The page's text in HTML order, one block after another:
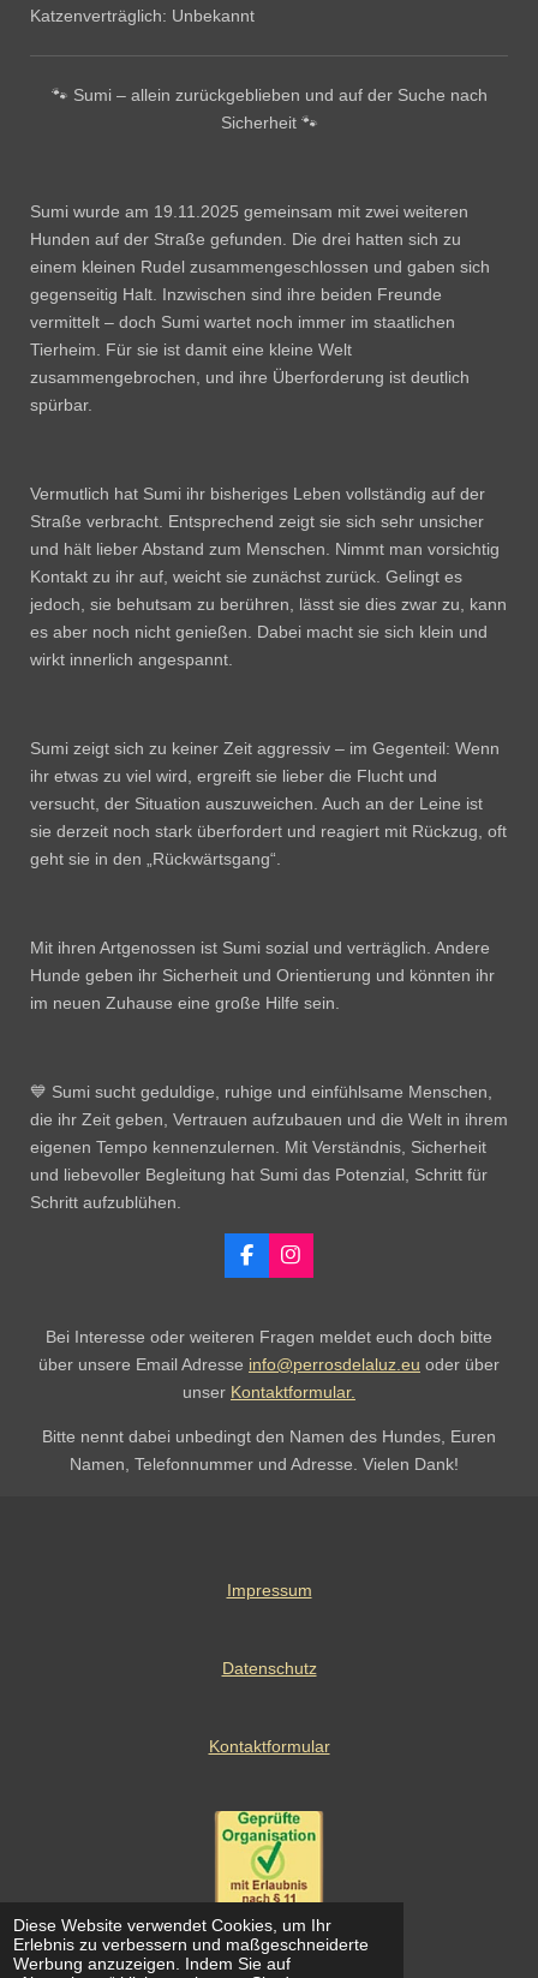
Diese Website verwendet Cookies, um Ihr
Erlebnis zu verbessern und maßgeschneiderte
Werbung anzuzeigen. Indem Sie auf
Katzenverträglich: Unbekannt
🐾 Sumi – allein zurückgeblieben und auf der Suche nach
Sicherheit 🐾
Sumi wurde am 19.11.2025 gemeinsam mit zwei weiteren
Hunden auf der Straße gefunden. Die drei hatten sich zu
einem kleinen Rudel zusammengeschlossen und gaben sich
gegenseitig Halt. Inzwischen sind ihre beiden Freunde
vermittelt – doch Sumi wartet noch immer im staatlichen
Tierheim. Für sie ist damit eine kleine Welt
zusammengebrochen, und ihre Überforderung ist deutlich
spürbar.
Vermutlich hat Sumi ihr bisheriges Leben vollständig auf der
Straße verbracht. Entsprechend zeigt sie sich sehr unsicher
und hält lieber Abstand zum Menschen. Nimmt man vorsichtig
Kontakt zu ihr auf, weicht sie zunächst zurück. Gelingt es
jedoch, sie behutsam zu berühren, lässt sie dies zwar zu, kann
es aber noch nicht genießen. Dabei macht sie sich klein und
wirkt innerlich angespannt.
Sumi zeigt sich zu keiner Zeit aggressiv – im Gegenteil: Wenn
ihr etwas zu viel wird, ergreift sie lieber die Flucht und
versucht, der Situation auszuweichen. Auch an der Leine ist
sie derzeit noch stark überfordert und reagiert mit Rückzug, oft
geht sie in den „Rückwärtsgang“.
Mit ihren Artgenossen ist Sumi sozial und verträglich. Andere
Hunde geben ihr Sicherheit und Orientierung und könnten ihr
im neuen Zuhause eine große Hilfe sein.
💙 Sumi sucht geduldige, ruhige und einfühlsame Menschen,
die ihr Zeit geben, Vertrauen aufzubauen und die Welt in ihrem
eigenen Tempo kennenzulernen. Mit Verständnis, Sicherheit
und liebevoller Begleitung hat Sumi das Potenzial, Schritt für
Schritt aufzublühen.
F
a
b
o
o
k
I
n
a
g
r
a
Bei Interesse oder weiteren Fragen meldet euch doch bitte
über unsere Email Adresse info@perrosdelaluz.eu oder über
unser Kontaktformular.
Bitte nennt dabei unbedingt den Namen des Hundes, Euren
Namen, Telefonnummer und Adresse. Vielen Dank!
Impressum
Datenschutz
Kontaktformular
© 2024 Perros de la luz e.V.
Mit Unterstützung von Webador